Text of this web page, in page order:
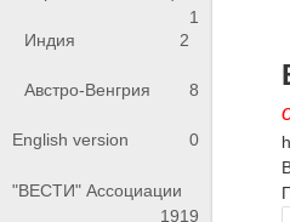
1
Индия
2
Австро-Венгрия 8
English version 0
"ВЕСТИ" Ассоциации
1919